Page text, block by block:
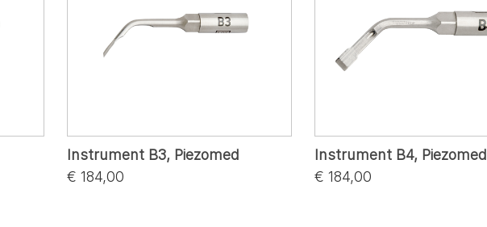
Instrument B3, Piezomed
€ 184,00
Instrument B4, Piezomed
€ 184,00